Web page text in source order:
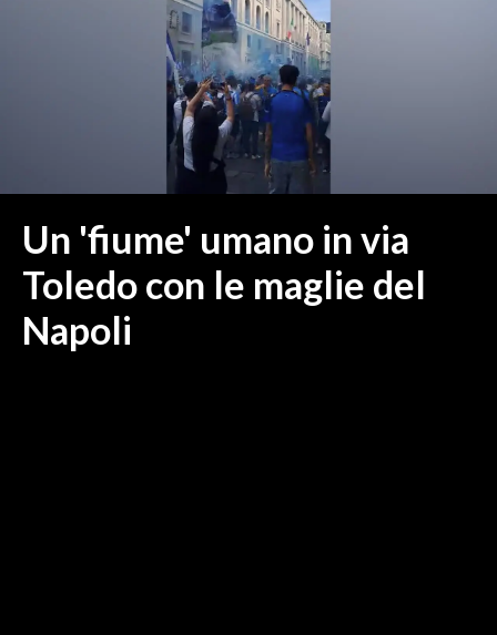
ORISTANO E PROVINCIA
SASSARI E PROVINCIA
ITALIA
MONDO
Un 'fiume' umano in via
Toledo con le maglie del
Napoli